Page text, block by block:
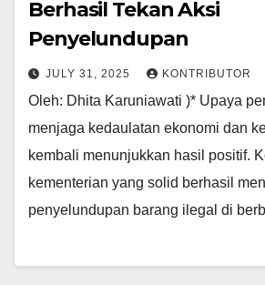
Berhasil Tekan Aksi
Penyelundupan
JULY 31, 2025 KONTRIBUTOR
Oleh: Dhita Karuniawati )* Upaya
menjaga kedaulatan ekonomi dan
kembali menunjukkan hasil positif.
kementerian yang solid berhasil
penyelundupan barang ilegal di